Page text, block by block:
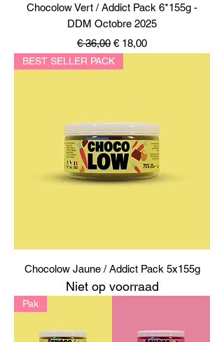
Chocolow Vert / Addict Pack 6*155g -
DDM Octobre 2025
Normale prijs
€ 36,00 Verkoopprijs
€ 18,00
BEST SELLER PACK
Chocolow Jaune / Addict Pack 5x155g
Niet op voorraad
Pak